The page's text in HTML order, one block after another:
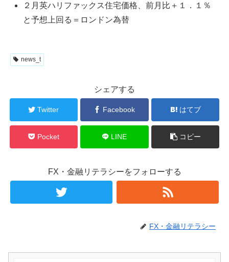
２月英ハリファックス住宅価格、前月比＋１．１％
と予想上回る＝ロンドン為替
news_t
シェアする
Twitter Facebook はてブ
Pocket LINE コピー
FX・金融リテラシーをフォローする
FX・金融リテラシー